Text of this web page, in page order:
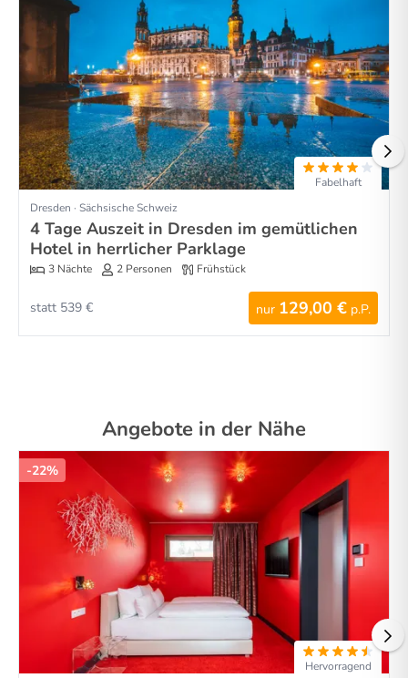
Fabelhaft
Dresden · Sächsische Schweiz
4 Tage Auszeit in Dresden im gemütlichen
Hotel in herrlicher Parklage
3 Nächte 2 Personen Frühstück
nur 129,00 € p.P.
statt 539 €
Angebote in der Nähe
-22%
Hervorragend